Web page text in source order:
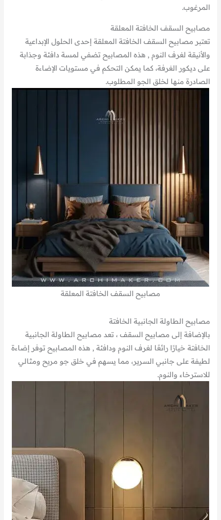
المرغوب.
مصابيح السقف الخافتة المعلقة
تعتبر مصابيح السقف الخافتة المعلقة إحدى الحلول الإبداعية
والأنيقة لغرف النوم , هذه المصابيح تضفي لمسة دافئة وجذابة
على ديكور الغرفة، كما يمكن التحكم في مستويات الإضاءة
الصادرة منها لخلق الجو المطلوب.
مصابيح السقف الخافتة المعلقة
مصابيح الطاولة الجانبية الخافتة
بالإضافة إلى مصابيح السقف ، تعد مصابيح الطاولة الجانبية
الخافتة خيارًا رائعًا لغرف النوم ودافئة , هذه المصابيح توفر إضاءة
لطيفة على جانبي السرير، مما يسهم في خلق جو مريح ومثالي
للاسترخاء والنوم.